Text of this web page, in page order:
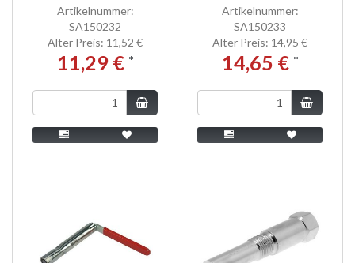
Artikelnummer:
SA150232
Alter Preis: 11,52 €
11,29 € *
Artikelnummer:
SA150233
Alter Preis: 14,95 €
14,65 € *